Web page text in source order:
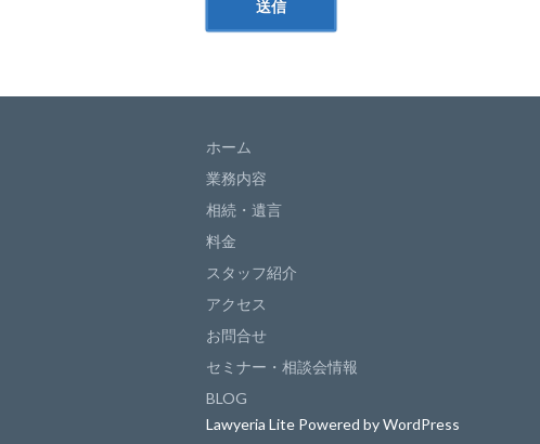
ホーム
業務内容
相続・遺言
料金
スタッフ紹介
アクセス
お問合せ
セミナー・相談会情報
BLOG
Lawyeria Lite Powered byWordPress